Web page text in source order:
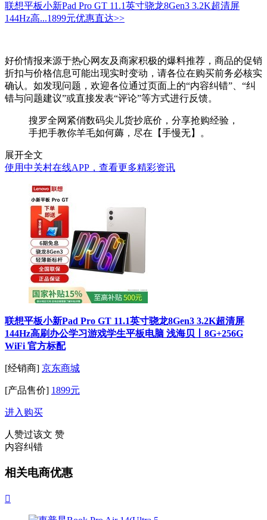
联想平板小新Pad Pro GT 11.1英寸骁龙8Gen3 3.2K超清屏
144Hz高...1899元优惠直达>>
好价情报来源于热心网友及商家积极的爆料推荐，商品的促销
折扣与价格信息可能出现实时变动，请各位在购买前务必核实
确认。如发现问题，欢迎各位通过页面上的“内容纠错”、“纠
错与问题建议”或直接发表“评论”等方式进行反馈。
搜罗全网紧俏数码尖儿货抄底价，分享抢购经验，
手把手教你羊毛如何薅，尽在【手慢无】。
展开全文
使用中关村在线APP，查看更多精彩资讯
联想平板小新Pad Pro GT 11.1英寸骁龙8Gen3 3.2K超清屏
144Hz高刷办公学习游戏学生平板电脑 浅海贝丨8G+256G
WiFi 官方标配
[经销商] 京东商城
[产品售价] 1899元
进入购买
人赞过该文 赞
内容纠错
相关电商优惠
